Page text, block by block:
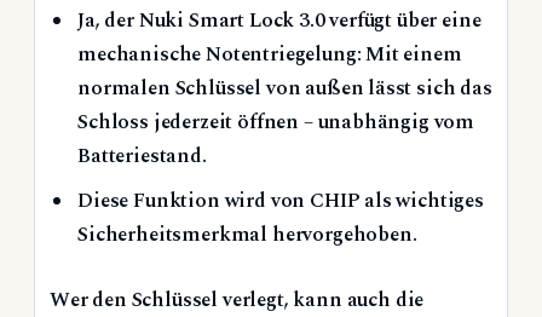
Ja, der Nuki Smart Lock 3.0 verfügt über eine
mechanische Notentriegelung: Mit einem
normalen Schlüssel von außen lässt sich das
Schloss jederzeit öffnen – unabhängig vom
Batteriestand.
Diese Funktion wird von CHIP als wichtiges
Sicherheitsmerkmal hervorgehoben.
Wer den Schlüssel verlegt, kann auch die